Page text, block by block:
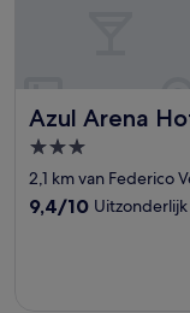
Azul Arena
Azul Arena Hotel
3.0-
2,1 km van Federico
9.4
9,4/10 Uitzonderlijk